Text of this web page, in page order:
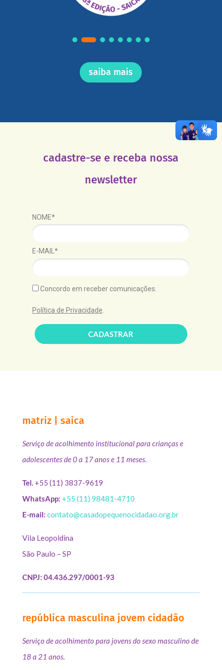
saiba mais
cadastre-se e receba nossa
newsletter
NOME*
E-MAIL*
Concordo em receber comunicações.
Política de Privacidade
CADASTRAR
matriz | saica
Serviço de acolhimento institucional para crianças e
adolescentes de 0 a 17 anos e 11 meses.
Tel.+55 (11) 3837-9619
WhatsApp: +55 (11) 98481-4710
E-mail: contato@casadopequenocidadao.org.br
Vila Leopoldina
São Paulo – SP
CNPJ: 04.436.297/0001-93
república masculina jovem cidadão
Serviço de acolhimento para jovens do sexo masculino de
18 a 21 anos.